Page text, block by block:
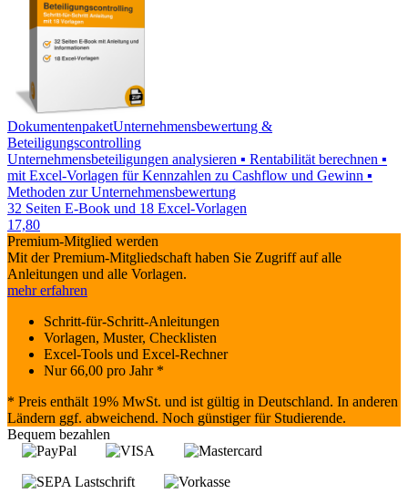
DokumentenpaketUnternehmensbewertung &
Beteiligungscontrolling
Unternehmensbeteiligungen analysieren ▪ Rentabilität berechnen ▪
mit Excel-Vorlagen für Kennzahlen zu Cashflow und Gewinn ▪
Methoden zur Unternehmensbewertung
32 Seiten E-Book und 18 Excel-Vorlagen
17,80
Premium-Mitglied werden
Mit der Premium-Mitgliedschaft haben Sie Zugriff auf alle
Anleitungen und alle Vorlagen.
mehr erfahren
Schritt-für-Schritt-Anleitungen
Vorlagen, Muster, Checklisten
Excel-Tools und Excel-Rechner
Nur66,00 pro Jahr *
* Preis enthält 19% MwSt. und ist gültig in Deutschland. In anderen
Ländern ggf. abweichend. Noch günstiger für Studierende.
Bequem bezahlen